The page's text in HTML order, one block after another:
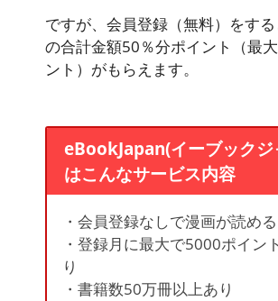
ですが、会員登録（無料）をする
の合計金額50％分ポイント（最
ント） がもらえます。
eBookJapan(イーブックジ
はこんなサービス内容
・会員登録なしで漫画が読める
・登録月に最大で5000ポイン
り
・書籍数50万冊以上あり